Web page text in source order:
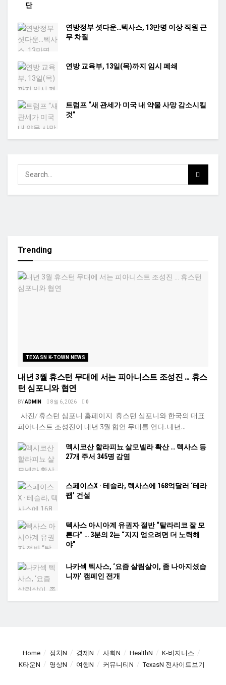
단
연방정부 셧다운…텍사스, 13만명 이상 직원 근
무 차질
연방 교육부, 13일(목)까지 임시 폐쇄
트럼프 “새 관세가 미국 내 약물 사망 감소시킬
것”
Trending
TEXASN K-TOWN NEWS
내년 3월 휴스턴 무대에 서는 피아니스트 조성진 … 휴스
턴 심포니와 협연
BYADMIN 8월 6, 2026 0
사진/ 휴스턴 심포니 홈페이지 휴스턴 심포니와 한국의 대표
피아니스트 조성진이 내년 3월 협연 무대를 연다. 내년...
멕시코산 할라피뇨 살모넬라 확산 … 텍사스 등
27개 주서 345명 감염
스페이스X · 테슬라, 텍사스에 168억달러 ‘테라
팹’ 건설
텍사스 아시아계 유권자 절반 “탈라리코 잘 모
른다” … 3분의 2는 “지지 얻으려면 더 노력해
야”
나카섹 텍사스, ‘요즘 살림살이, 좀 나아지셨습
니까’ 캠페인 전개
Home 정치N 경제N 사회N HealthN
K-비지니스
K타운N
영상N 여행N 커뮤니티N TexasN 전사이트보기